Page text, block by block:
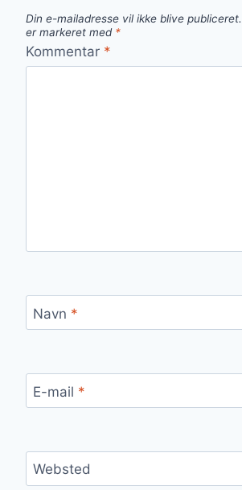
Din e-mailadresse vil ikke blive publiceret.
er markeret med *
Kommentar *
Navn *
E-mail *
Websted